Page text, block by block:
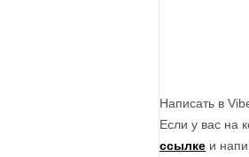
Написать в
Если у вас на
ссылке и